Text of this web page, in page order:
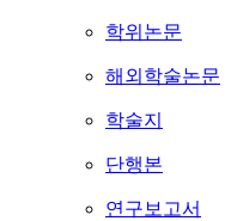
학위논문
해외학술논문
학술지
단행본
연구보고서